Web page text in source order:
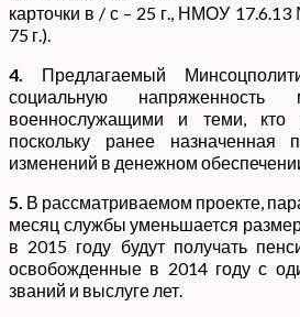
карточки в / с – 25 г., НМОУ
75 г.).
4. Предлагаемый
социальную напряженность
военнослужащими и теми,
поскольку ранее назначенная
изменений в денежном
5. В рассматриваемом проекте,
месяц службы уменьшается
в 2015 году будут получать
освобожденные в 2014 году с
званий и выслуге лет.